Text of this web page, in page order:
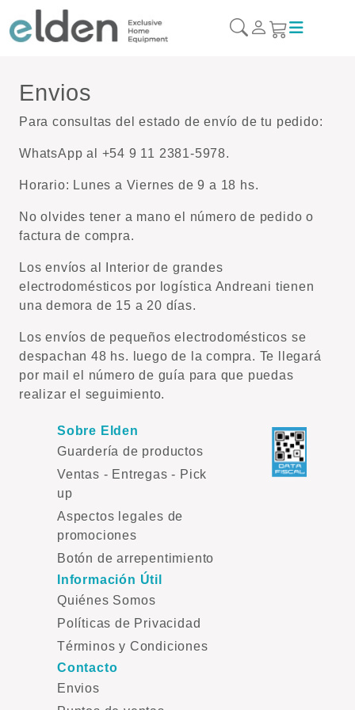
Envios
Para consultas del estado de envío de tu pedido:
WhatsApp al +54 9 11 2381-5978.
Horario: Lunes a Viernes de 9 a 18 hs.
No olvides tener a mano el número de pedido o
factura de compra.
Los envíos al Interior de grandes
electrodomésticos por logística Andreani tienen
una demora de 15 a 20 días.
Los envíos de pequeños electrodomésticos se
despachan 48 hs. luego de la compra. Te llegará
por mail el número de guía para que puedas
realizar el seguimiento.
Información Útil
Quiénes Somos
Políticas de Privacidad
Términos y Condiciones
Contacto
Envios
Sobre Elden
Guardería de productos
Ventas - Entregas - Pick
up
Aspectos legales de
promociones
Botón de arrepentimiento